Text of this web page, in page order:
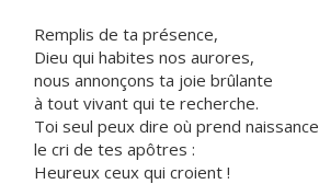
Remplis de ta présence,
Dieu qui habites nos aurores,
nous annonçons ta joie brûlante
à tout vivant qui te recherche.
Toi seul peux dire où prend naissance
le cri de tes apôtres :
Heureux ceux qui croient !